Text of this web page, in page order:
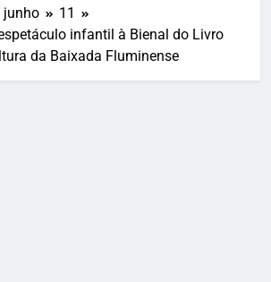
junho
11
infantil à Bienal do Livro
da Baixada Fluminense